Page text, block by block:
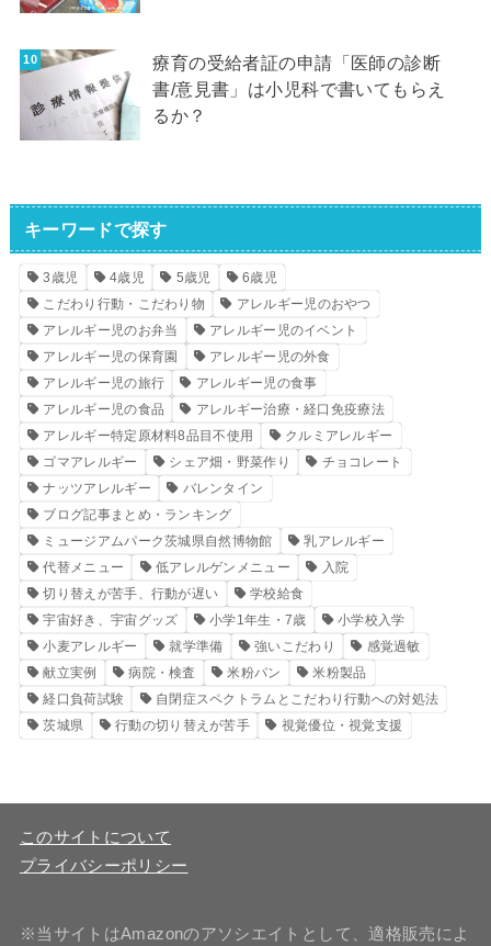
療育の受給者証の申請「医師の診断
書/意見書」は小児科で書いてもらえ
るか？
キーワードで探す
3歳児 4歳児 5歳児
6歳児
こだわり行動・こだわり物
アレルギー児のおやつ
アレルギー児のお弁当
アレルギー児のイベント
アレルギー児の保育園
アレルギー児の外食
アレルギー児の旅行
アレルギー児の食事
アレルギー児の食品
アレルギー治療・経口免疫療法
アレルギー特定原材料8品目不使用
クルミアレルギー
ゴマアレルギー
シェア畑・野菜作り
チョコレート
ナッツアレルギー
バレンタイン
ブログ記事まとめ・ランキング
ミュージアムパーク茨城県自然博物館
乳アレルギー
代替メニュー
低アレルゲンメニュー
入院
切り替えが苦手、行動が遅い
学校給食
宇宙好き、宇宙グッズ
小学1年生・7歳
小学校入学
小麦アレルギー
就学準備 強いこだわり
感覚過敏
献立実例
病院・検査 米粉パン
米粉製品
経口負荷試験
自閉症スペクトラムとこだわり行動への対処法
茨城県
行動の切り替えが苦手 視覚優位・視覚支援
このサイトについて
プライバシーポリシー
※当サイトはAmazonのアソシエイトとして、適格販売によ